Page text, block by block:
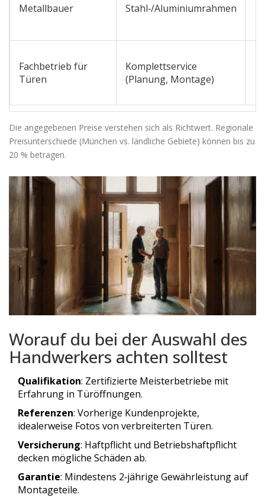
Metallbauer Stahl‑/Aluminiumrahmen
Fachbetrieb für
Türen
Komplettservice
(Planung, Montage)
Die angegebenen Preise verstehen sich als Richtwert. Regionale
Preisunterschiede (München vs. ländliche Gebiete) können bis zu
20 % betragen.
Worauf du bei der Auswahl des
Handwerkers achten solltest
Qualifikation: Zertifizierte Meisterbetriebe mit
Erfahrung in Türöffnungen.
Referenzen: Vorherige Kundenprojekte,
idealerweise Fotos von verbreiterten Türen.
Versicherung: Haftpflicht und Betriebshaftpflicht
decken mögliche Schäden ab.
Garantie: Mindestens 2‑jährige Gewährleistung auf
Montageteile.